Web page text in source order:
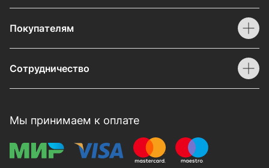
Покупателям
Сотрудничество
Мы принимаем к оплате